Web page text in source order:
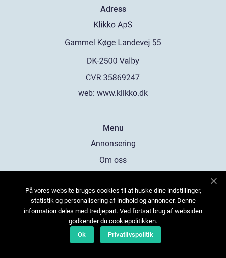
Adress
web: www.klikko.dk
Menu
Annonsering
Om oss
Kontakta oss
Sitemap
På vores website bruges cookies til at huske dine indstillinger,
statistik og personalisering af indhold og annoncer. Denne
information deles med tredjepart. Ved fortsat brug af websiden
godkender du cookiepolitikken.
Ok
Privatlivspolitik